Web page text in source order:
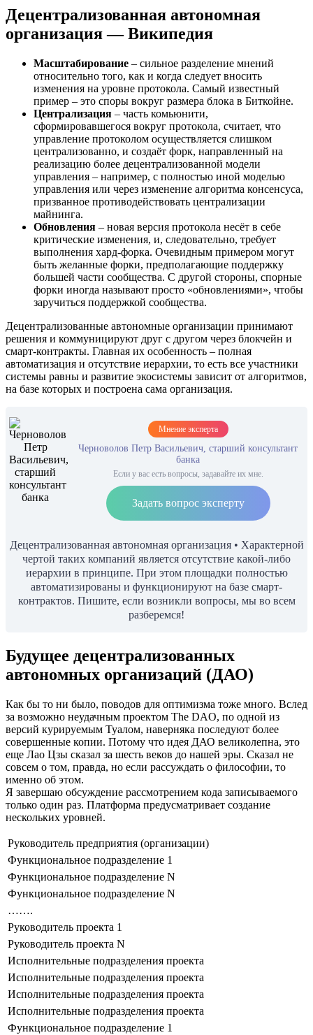
Децентрализованная автономная
организация — Википедия
Масштабирование – сильное разделение мнений
относительно того, как и когда следует вносить
изменения на уровне протокола. Самый известный
пример – это споры вокруг размера блока в Биткойне.
Централизация – часть комьюнити,
сформировавшегося вокруг протокола, считает, что
управление протоколом осуществляется слишком
централизованно, и создаёт форк, направленный на
реализацию более децентрализованной модели
управления – например, с полностью иной моделью
управления или через изменение алгоритма консенсуса,
призванное противодействовать централизации
майнинга.
Обновления – новая версия протокола несёт в себе
критические изменения, и, следовательно, требует
выполнения хард-форка. Очевидным примером могут
быть желанные форки, предполагающие поддержку
большей части сообщества. С другой стороны, спорные
форки иногда называют просто «обновлениями», чтобы
заручиться поддержкой сообщества.
Децентрализованные автономные организации принимают
решения и коммуницируют друг с другом через блокчейн и
смарт-контракты. Главная их особенность – полная
автоматизация и отсутствие иерархии, то есть все участники
системы равны и развитие экосистемы зависит от алгоритмов,
на базе которых и построена сама организация.
Мнение эксперта
Черноволов Петр Васильевич, старший консультант
банка
Если у вас есть вопросы, задавайте их мне.
Задать вопрос эксперту
Децентрализованная автономная организация • Характерной
чертой таких компаний является отсутствие какой-либо
иерархии в принципе. При этом площадки полностью
автоматизированы и функционируют на базе смарт-
контрактов. Пишите, если возникли вопросы, мы во всем
разберемся!
Будущее децентрализованных
автономных организаций (ДАО)
Как бы то ни было, поводов для оптимизма тоже много. Вслед
за возможно неудачным проектом The DAO, по одной из
версий курируемым Туалом, наверняка последуют более
совершенные копии. Потому что идея ДАО великолепна, это
еще Лао Цзы сказал за шесть веков до нашей эры. Сказал не
совсем о том, правда, но если рассуждать о философии, то
именно об этом.
Я завершаю обсуждение рассмотрением кода записываемого
только один раз. Платформа предусматривает создание
нескольких уровней.
Руководитель предприятия (организации)
Функциональное подразделение 1
Функциональное подразделение N
Функциональное подразделение N
…….
Руководитель проекта 1
Руководитель проекта N
Исполнительные подразделения проекта
Исполнительные подразделения проекта
Исполнительные подразделения проекта
Исполнительные подразделения проекта
Функциональное подразделение 1